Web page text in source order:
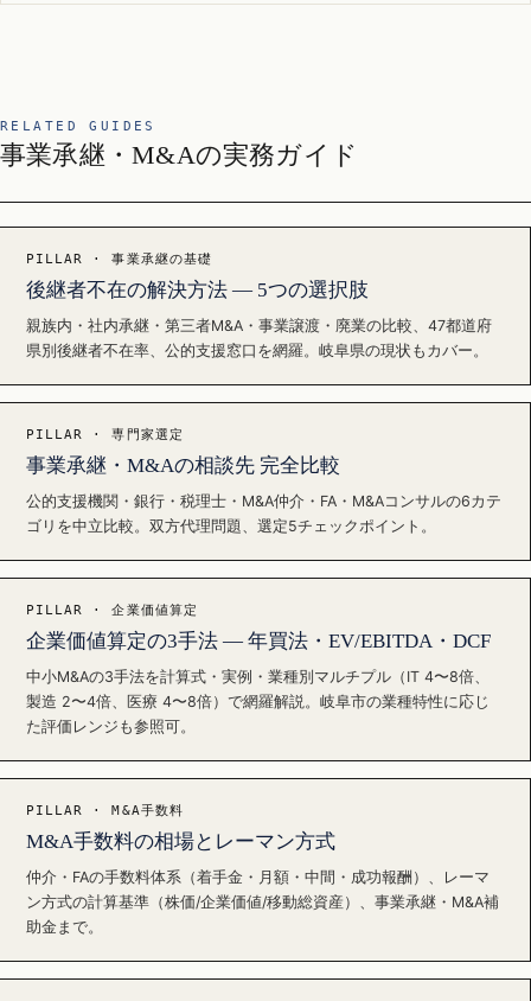
RELATED GUIDES
事業承継・M&Aの実務ガイド
PILLAR · 事業承継の基礎
後継者不在の解決方法 — 5つの選択肢
親族内・社内承継・第三者M&A・事業譲渡・廃業の比較、47都道府
県別後継者不在率、公的支援窓口を網羅。岐阜県の現状もカバー。
PILLAR · 専門家選定
事業承継・M&Aの相談先 完全比較
公的支援機関・銀行・税理士・M&A仲介・FA・M&Aコンサルの6カテ
ゴリを中立比較。双方代理問題、選定5チェックポイント。
PILLAR · 企業価値算定
企業価値算定の3手法 — 年買法・EV/EBITDA・DCF
中小M&Aの3手法を計算式・実例・業種別マルチプル（IT 4〜8倍、
製造 2〜4倍、医療 4〜8倍）で網羅解説。岐阜市の業種特性に応じ
た評価レンジも参照可。
PILLAR · M&A手数料
M&A手数料の相場とレーマン方式
仲介・FAの手数料体系（着手金・月額・中間・成功報酬）、レーマ
ン方式の計算基準（株価/企業価値/移動総資産）、事業承継・M&A補
助金まで。